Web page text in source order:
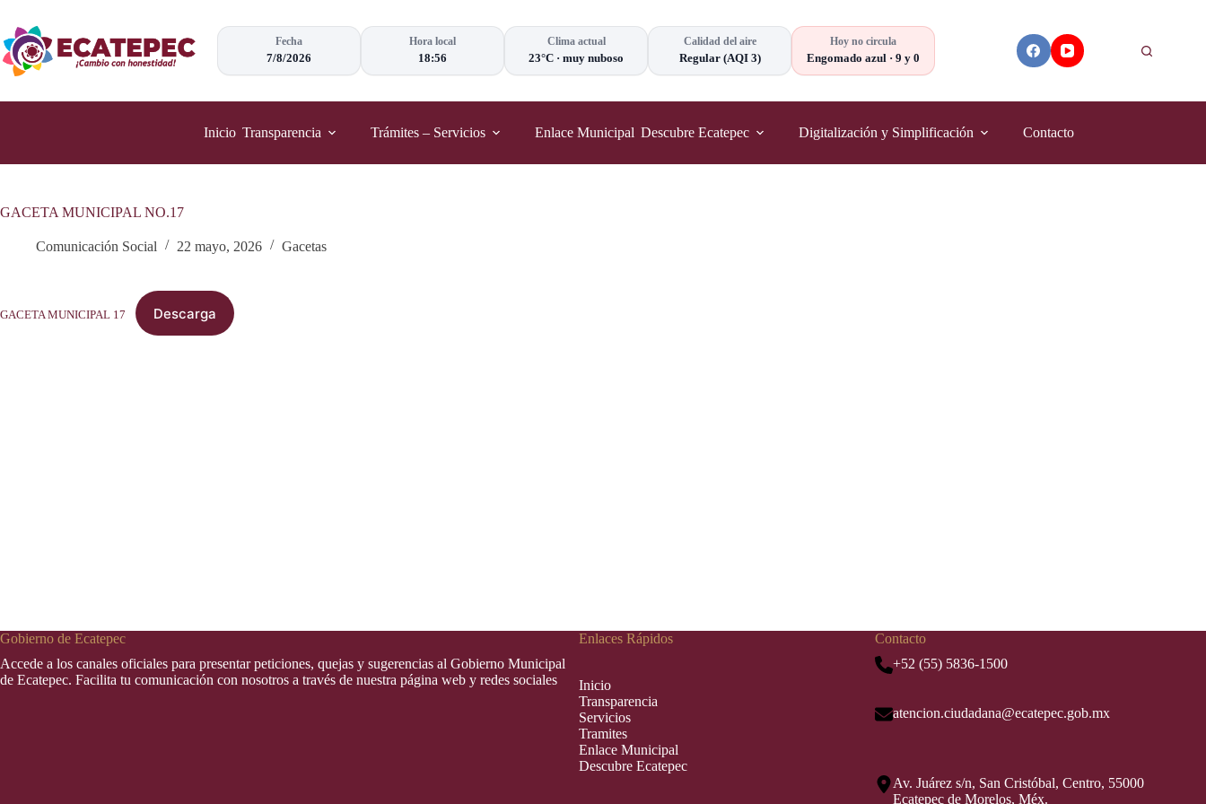
contenido
Fecha
7/8/2026
Hora local
18:56
Clima actual
23°C · muy nuboso
Calidad del aire
Regular (AQI 3)
Hoy no circula
Engomado azul · 9 y 0
Inicio Transparencia Trámites – Servicios Enlace Municipal Descubre Ecatepec Digitalización y Simplificación Contacto
GACETA MUNICIPAL NO.17
Comunicación Social 22 mayo, 2026 Gacetas
GACETA MUNICIPAL 17 Descarga
Gobierno de Ecatepec
Accede a los canales oficiales para presentar peticiones, quejas y sugerencias al Gobierno Municipal
de Ecatepec. Facilita tu comunicación con nosotros a través de nuestra página web y redes sociales
Enlaces Rápidos
Inicio
Transparencia
Servicios
Tramites
Enlace Municipal
Descubre Ecatepec
Contacto
+52 (55) 5836-1500
atencion.ciudadana@ecatepec.gob.mx
Av. Juárez s/n, San Cristóbal, Centro, 55000
Ecatepec de Morelos, Méx.